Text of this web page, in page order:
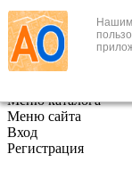
Нашим
+7 (495) 646-888-1
В корзине
Меню каталога
Меню сайта
Вход
Регистрация